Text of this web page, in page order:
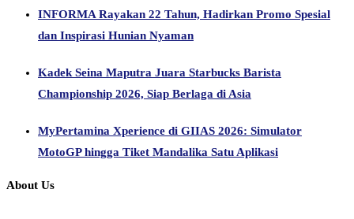
INFORMA Rayakan 22 Tahun, Hadirkan Promo Spesial
dan Inspirasi Hunian Nyaman
Kadek Seina Maputra Juara Starbucks Barista
Championship 2026, Siap Berlaga di Asia
MyPertamina Xperience di GIIAS 2026: Simulator
MotoGP hingga Tiket Mandalika Satu Aplikasi
About Us